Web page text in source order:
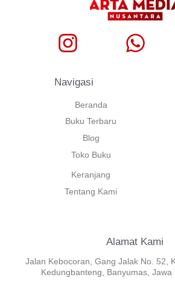
Navigasi
Beranda
Buku Terbaru
Blog
Toko Buku
Keranjang
Tentang Kami
Alamat Kami
Jalan Kebocoran, Gang Jalak No. 52,
Kedungbanteng, Banyumas, Jawa